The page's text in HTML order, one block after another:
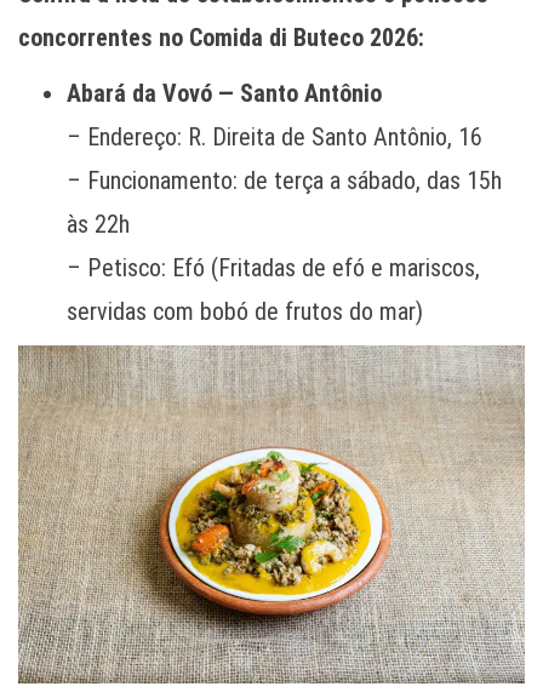
concorrentes no Comida di Buteco 2026:
Abará da Vovó — Santo Antônio
– Endereço: R. Direita de Santo Antônio, 16
– Funcionamento: de terça a sábado, das 15h
às 22h
– Petisco: Efó (Fritadas de efó e mariscos,
servidas com bobó de frutos do mar)